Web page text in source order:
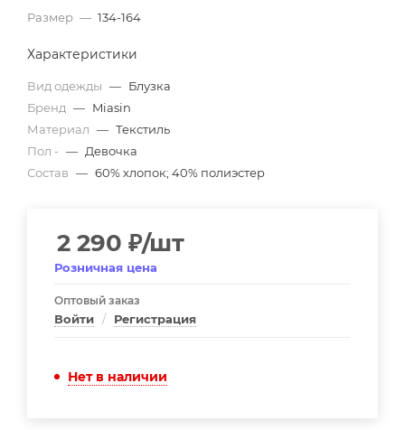
Размер — 134-164
Характеристики
Вид одежды — Блузка
Бренд — Miasin
Материал — Текстиль
Пол - — Девочка
Состав — 60% хлопок; 40% полиэстер
2 290 ₽/шт
Розничная цена
Оптовый заказ
Войти / Регистрация
Нет в наличии